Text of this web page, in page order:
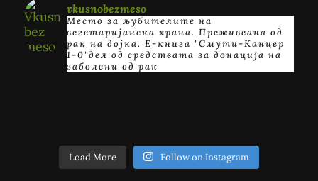
vkusnobezmeso
Место за љубителите на
вегетаријанска храна. Преживеана од
рак на дојка. E-книга "Смути-Канцер
1-0"дел од средствата за донација на
заболени од рак
Load More Follow on Instagram